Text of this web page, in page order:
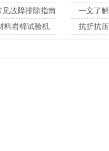
见故障排除指南
一文了
料岩棉试验机
抗折抗
系统